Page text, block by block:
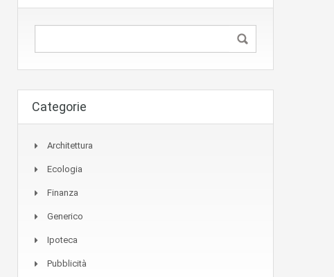
Categorie
Architettura
Ecologia
Finanza
Generico
Ipoteca
Pubblicità